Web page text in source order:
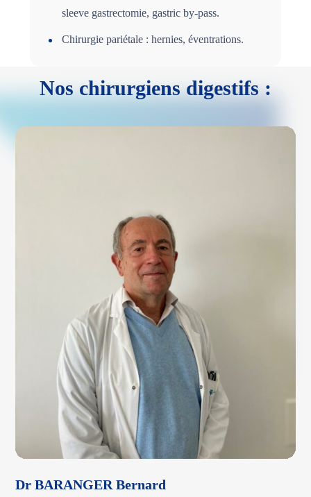
sleeve gastrectomie, gastric by-pass.
Chirurgie pariétale : hernies, éventrations.
Nos chirurgiens digestifs :
Dr BARANGER Bernard